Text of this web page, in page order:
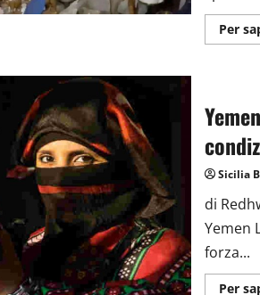
Per
Sicilia
di
Yemen
forza...
Per